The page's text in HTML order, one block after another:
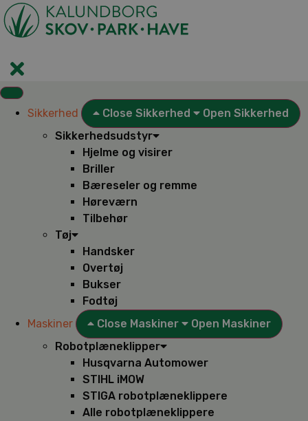
Videre
til
indhold
Sikkerhed Close Sikkerhed
Open Sikkerhed
Sikkerhedsudstyr
Hjelme og visirer
Briller
Bæreseler og remme
Høreværn
Tilbehør
Tøj
Handsker
Overtøj
Bukser
Fodtøj
Maskiner
Close Maskiner
Open Maskiner
Robotplæneklipper
Husqvarna Automower
STIHL iMOW
STIGA robotplæneklippere
Alle robotplæneklippere